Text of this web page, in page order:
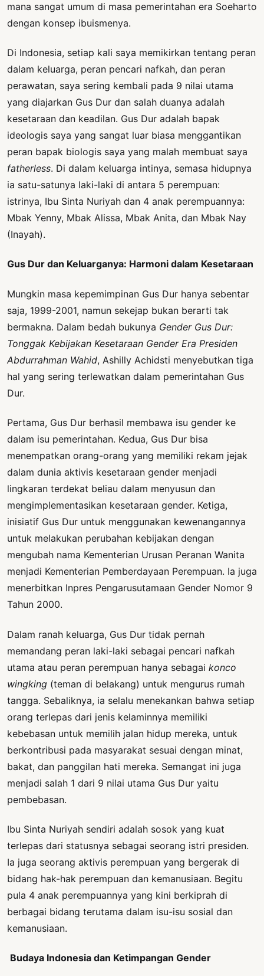
mana sangat umum di masa pemerintahan era Soeharto
dengan konsep ibuismenya.
Di Indonesia, setiap kali saya memikirkan tentang peran
dalam keluarga, peran pencari nafkah, dan peran
perawatan, saya sering kembali pada 9 nilai utama
yang diajarkan Gus Dur dan salah duanya adalah
kesetaraan dan keadilan. Gus Dur adalah bapak
ideologis saya yang sangat luar biasa menggantikan
peran bapak biologis saya yang malah membuat saya
fatherless. Di dalam keluarga intinya, semasa hidupnya
ia satu-satunya laki-laki di antara 5 perempuan:
istrinya, Ibu Sinta Nuriyah dan 4 anak perempuannya:
Mbak Yenny, Mbak Alissa, Mbak Anita, dan Mbak Nay
(Inayah).
Gus Dur dan Keluarganya: Harmoni dalam Kesetaraan
Mungkin masa kepemimpinan Gus Dur hanya sebentar
saja, 1999-2001, namun sekejap bukan berarti tak
bermakna. Dalam bedah bukunya Gender Gus Dur:
Tonggak Kebijakan Kesetaraan Gender Era Presiden
Abdurrahman Wahid, Ashilly Achidsti menyebutkan tiga
hal yang sering terlewatkan dalam pemerintahan Gus
Dur.
Pertama, Gus Dur berhasil membawa isu gender ke
dalam isu pemerintahan. Kedua, Gus Dur bisa
menempatkan orang-orang yang memiliki rekam jejak
dalam dunia aktivis kesetaraan gender menjadi
lingkaran terdekat beliau dalam menyusun dan
mengimplementasikan kesetaraan gender. Ketiga,
inisiatif Gus Dur untuk menggunakan kewenangannya
untuk melakukan perubahan kebijakan dengan
mengubah nama Kementerian Urusan Peranan Wanita
menjadi Kementerian Pemberdayaan Perempuan. Ia juga
menerbitkan Inpres Pengarusutamaan Gender Nomor 9
Tahun 2000.
Dalam ranah keluarga, Gus Dur tidak pernah
memandang peran laki-laki sebagai pencari nafkah
utama atau peran perempuan hanya sebagai konco
wingking (teman di belakang) untuk mengurus rumah
tangga. Sebaliknya, ia selalu menekankan bahwa setiap
orang terlepas dari jenis kelaminnya memiliki
kebebasan untuk memilih jalan hidup mereka, untuk
berkontribusi pada masyarakat sesuai dengan minat,
bakat, dan panggilan hati mereka. Semangat ini juga
menjadi salah 1 dari 9 nilai utama Gus Dur yaitu
pembebasan.
Ibu Sinta Nuriyah sendiri adalah sosok yang kuat
terlepas dari statusnya sebagai seorang istri presiden.
Ia juga seorang aktivis perempuan yang bergerak di
bidang hak-hak perempuan dan kemanusiaan. Begitu
pula 4 anak perempuannya yang kini berkiprah di
berbagai bidang terutama dalam isu-isu sosial dan
kemanusiaan.
Budaya Indonesia dan Ketimpangan Gender